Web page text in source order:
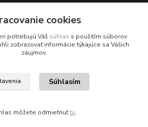
© kvalitnabielizen.sk
cookies
potrebujú Váš súhlas s použitím súborov
zobrazovať informácie týkajúce sa Vašich
záujmov.
Súhlasím
môžete odmietnuťtu.